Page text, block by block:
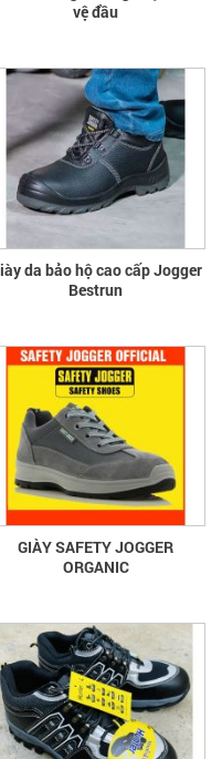
vệ đầu
da bảo hộ cao cấp Jogger
Bestrun
GIÀY SAFETY JOGGER
ORGANIC